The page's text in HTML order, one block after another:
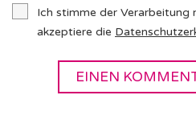
Ich stimme der Verarbeitung
akzeptiere die